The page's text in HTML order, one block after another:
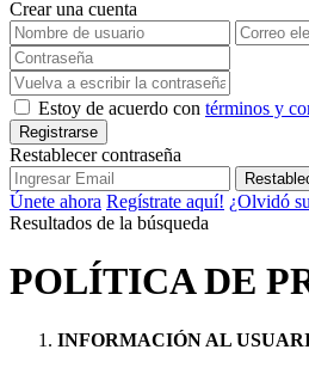
Crear una cuenta
Estoy de acuerdo con términos y
Registrarse
Restablecer contraseña
Únete ahora Regístrate aquí! ¿Olvidó
Resultados de la búsqueda
POLÍTICA DE
INFORMACIÓN AL